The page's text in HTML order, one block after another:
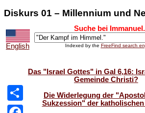
Diskurs 01 – Millennium und
English
Suche bei
Indexed by the FreeFind search
Share
Das "Israel Gottes" in Gal 6,16:
Gemeinde Christi?
Die Widerlegung der
Sukzession" der